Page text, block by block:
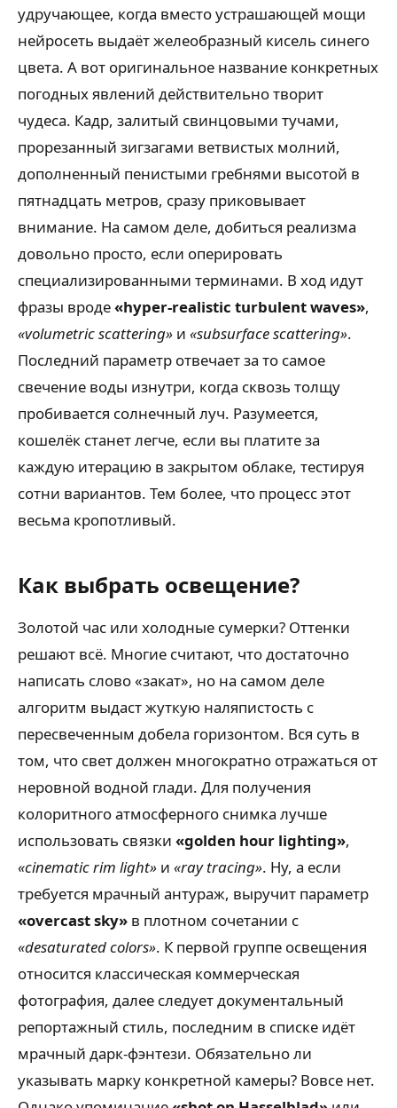
удручающее, когда вместо устрашающей мощи
нейросеть выдаёт желеобразный кисель синего
цвета. А вот оригинальное название конкретных
погодных явлений действительно творит
чудеса. Кадр, залитый свинцовыми тучами,
прорезанный зигзагами ветвистых молний,
дополненный пенистыми гребнями высотой в
пятнадцать метров, сразу приковывает
внимание. На самом деле, добиться реализма
довольно просто, если оперировать
специализированными терминами. В ход идут
фразы вроде«hyper-realistic turbulent waves»,
«volumetric scattering» и «subsurface scattering».
Последний параметр отвечает за то самое
свечение воды изнутри, когда сквозь толщу
пробивается солнечный луч. Разумеется,
кошелёк станет легче, если вы платите за
каждую итерацию в закрытом облаке, тестируя
сотни вариантов. Тем более, что процесс этот
весьма кропотливый.
Как выбрать освещение?
Золотой час или холодные сумерки? Оттенки
решают всё. Многие считают, что достаточно
написать слово «закат», но на самом деле
алгоритм выдаст жуткую наляпистость с
пересвеченным добела горизонтом. Вся суть в
том, что свет должен многократно отражаться от
неровной водной глади. Для получения
колоритного атмосферного снимка лучше
использовать связки «golden hour lighting»,
«cinematic rim light» и «ray tracing». Ну, а если
требуется мрачный антураж, выручит параметр
«overcast sky» в плотном сочетании с
«desaturated colors». К первой группе освещения
относится классическая коммерческая
фотография, далее следует документальный
репортажный стиль, последним в списке идёт
мрачный дарк-фэнтези. Обязательно ли
указывать марку конкретной камеры? Вовсе нет.